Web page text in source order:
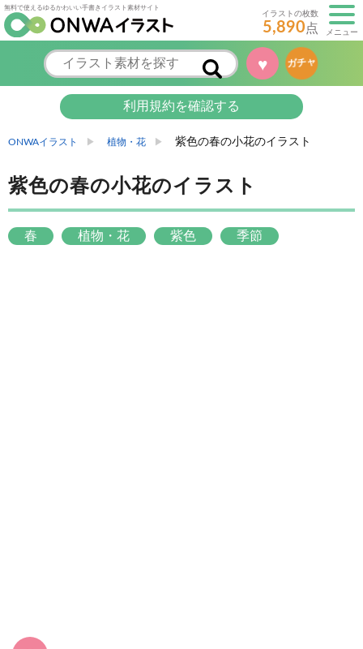
無料で使えるゆるかわいい手書きイラスト素材サイト
イラストの枚数
5,890点 メニュー
♥ ガチャ
利用規約を確認する
ONWAイラスト 植物・花 紫色の春の小花のイラスト
紫色の春の小花のイラスト
春 植物・花 紫色 季節